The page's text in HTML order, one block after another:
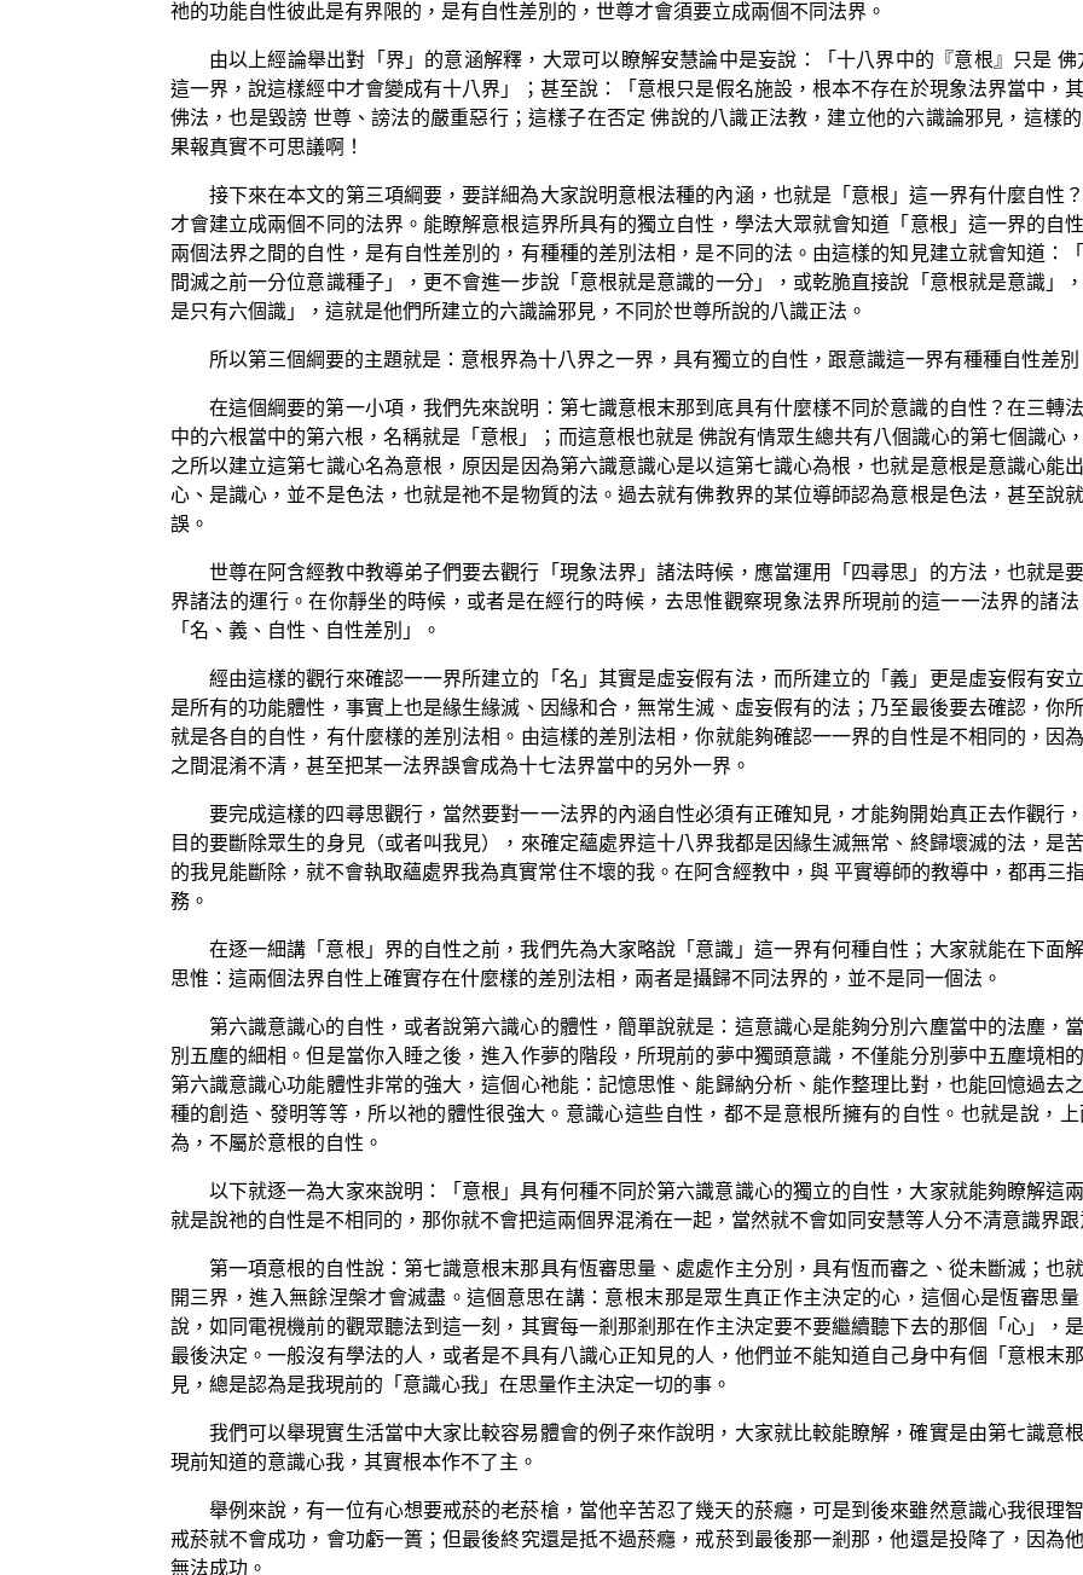
祂的功能自性彼此是有界限的，是有自性差別的，世尊才會須要立成兩個不同法界。
由以上經論舉出對「界」的意涵解釋，大眾可以瞭解安慧論中是妄說：「十八界中的『意根』只是
這一界，說這樣經中才會變成有十八界」；甚至說：「意根只是假名施設，根本不存在於現象法界當中，
佛法，也是毀謗 世尊、謗法的嚴重惡行；這樣子在否定 佛說的八識正法教，建立他的六識論邪見，這樣
果報真實不可思議啊！
接下來在本文的第三項綱要，要詳細為大家說明意根法種的內涵，也就是「意根」這一界有什麼自性
才會建立成兩個不同的法界。能瞭解意根這界所具有的獨立自性，學法大眾就會知道「意根」這一界的自
兩個法界之間的自性，是有自性差別的，有種種的差別法相，是不同的法。由這樣的知見建立就會知道：
間滅之前一分位意識種子」，更不會進一步說「意根就是意識的一分」，或乾脆直接說「意根就是意識」
是只有六個識」，這就是他們所建立的六識論邪見，不同於世尊所說的八識正法。
所以第三個綱要的主題就是：意根界為十八界之一界，具有獨立的自性，跟意識這一界有種種自性差
在這個綱要的第一小項，我們先來說明：第七識意根末那到底具有什麼樣不同於意識的自性？在三轉
中的六根當中的第六根，名稱就是「意根」；而這意根也就是 佛說有情眾生總共有八個識心的第七個識心
之所以建立這第七識心名為意根，原因是因為第六識意識心是以這第七識心為根，也就是意根是意識心能
心、是識心，並不是色法，也就是祂不是物質的法。過去就有佛教界的某位導師認為意根是色法，甚至說
誤。
世尊在阿含經教中教導弟子們要去觀行「現象法界」諸法時候，應當運用「四尋思」的方法，也就是
界諸法的運行。在你靜坐的時候，或者是在經行的時候，去思惟觀察現象法界所現前的這一一法界的諸
「名、義、自性、自性差別」。
經由這樣的觀行來確認一一界所建立的「名」其實是虛妄假有法，而所建立的「義」更是虛妄假有安
是所有的功能體性，事實上也是緣生緣滅、因緣和合，無常生滅、虛妄假有的法；乃至最後要去確認，你
就是各自的自性，有什麼樣的差別法相。由這樣的差別法相，你就能夠確認一一界的自性是不相同的，因
之間混淆不清，甚至把某一法界誤會成為十七法界當中的另外一界。
要完成這樣的四尋思觀行，當然要對一一法界的內涵自性必須有正確知見，才能夠開始真正去作觀行
目的要斷除眾生的身見（或者叫我見），來確定蘊處界這十八界我都是因緣生滅無常、終歸壞滅的法，是
的我見能斷除，就不會執取蘊處界我為真實常住不壞的我。在阿含經教中，與 平實導師的教導中，都再三
務。
在逐一細講「意根」界的自性之前，我們先為大家略說「意識」這一界有何種自性；大家就能在下面
思惟：這兩個法界自性上確實存在什麼樣的差別法相，兩者是攝歸不同法界的，並不是同一個法。
第六識意識心的自性，或者說第六識心的體性，簡單說就是：這意識心是能夠分別六塵當中的法塵，
別五塵的細相。但是當你入睡之後，進入作夢的階段，所現前的夢中獨頭意識，不僅能分別夢中五塵境相
第六識意識心功能體性非常的強大，這個心祂能：記憶思惟、能歸納分析、能作整理比對，也能回憶過去
種的創造、發明等等，所以祂的體性很強大。意識心這些自性，都不是意根所擁有的自性。也就是說，
為，不屬於意根的自性。
以下就逐一為大家來說明：「意根」具有何種不同於第六識意識心的獨立的自性，大家就能夠瞭解這
就是說祂的自性是不相同的，那你就不會把這兩個界混淆在一起，當然就不會如同安慧等人分不清意識界
第一項意根的自性說：第七識意根末那具有恆審思量、處處作主分別，具有恆而審之、從未斷滅；也
開三界，進入無餘涅槃才會滅盡。這個意思在講：意根末那是眾生真正作主決定的心，這個心是恆審思
說，如同電視機前的觀眾聽法到這一刻，其實每一剎那剎那在作主決定要不要繼續聽下去的那個「心」，
最後決定。一般沒有學法的人，或者是不具有八識心正知見的人，他們並不能知道自己身中有個「意根末
見，總是認為是我現前的「意識心我」在思量作主決定一切的事。
我們可以舉現實生活當中大家比較容易體會的例子來作說明，大家就比較能瞭解，確實是由第七識意
現前知道的意識心我，其實根本作不了主。
舉例來說，有一位有心想要戒菸的老菸槍，當他辛苦忍了幾天的菸癮，可是到後來雖然意識心我很理
戒菸就不會成功，會功虧一簣；但最後終究還是抵不過菸癮，戒菸到最後那一剎那，他還是投降了，因為
無法成功。